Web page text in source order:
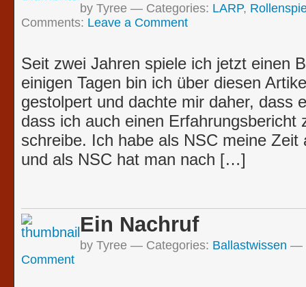
by Tyree Categories: LARP,
Comments: Leave a Comment
Seit zwei Jahren spiele ich jetzt einen
einigen Tagen bin ich über diesen
gestolpert und dachte mir daher, dass
dass ich auch einen Erfahrungsbericht
schreibe. Ich habe als NSC meine Zeit
und als NSC hat man nach […]
Ein Nachruf
by Tyree Categories: Ballastwissen
Comment